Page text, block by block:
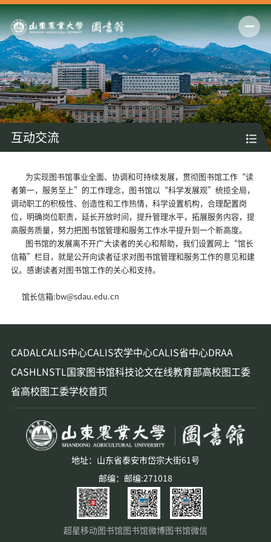
互动交流
为实现图书馆事业全面、协调和可持续发展，贯彻图书馆工作“读
者第一，服务至上”的工作理念，图书馆以“科学发展观”统揽全局，
调动职工的积极性、创造性和工作热情，科学设置机构，合理配置岗
位，明确岗位职责，延长开放时间，提升管理水平，拓展服务内容，提
高服务质量，努力把图书馆管理和服务工作水平提升到一个新高度。
图书馆的发展离不开广大读者的关心和帮助，我们设置网上“馆长
信箱”栏目，就是公开向读者征求对图书馆管理和服务工作的意见和建
议。感谢读者对图书馆工作的关心和支持。
馆长信箱:bw@sdau.edu.cn
CADALCALIS中心CALIS农学中心CALIS省中心DRAA
CASHLNSTL国家图书馆科技论文在线教育部高校图工委
省高校图工委学校首页
地址：山东省泰安市岱宗大街61号
邮编：邮编:271018
超星移动图书馆图书馆微博图书馆微信